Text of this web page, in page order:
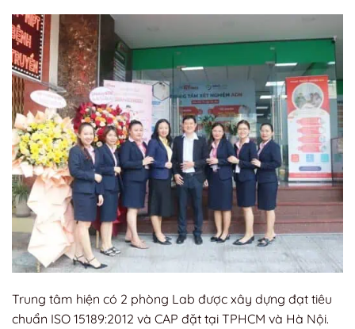
Trung tâm hiện có 2 phòng Lab được xây dựng đạt tiêu
chuẩn ISO 15189:2012 và CAP đặt tại TPHCM và Hà Nội.